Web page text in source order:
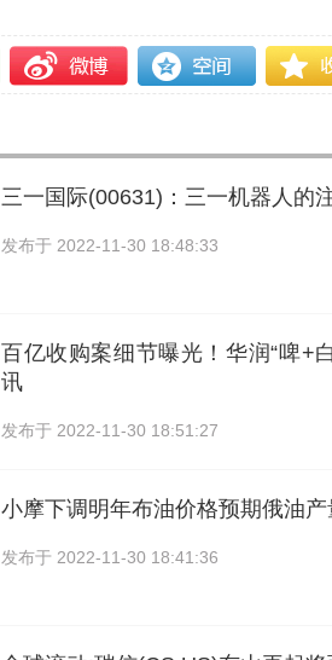
三一国际(00631)：三一机器人的
发布于 2022-11-30 18:48:33
百亿收购案细节曝光！华润“啤+
讯
发布于 2022-11-30 18:51:27
小摩下调明年布油价格预期俄油
发布于 2022-11-30 18:41:36